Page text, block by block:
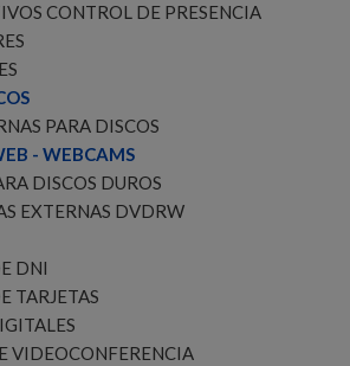
CONTROL DE PRESENCIA
PARA DISCOS
- WEBCAMS
DISCOS DUROS
EXTERNAS DVDRW
DNI
TARJETAS
VIDEOCONFERENCIA